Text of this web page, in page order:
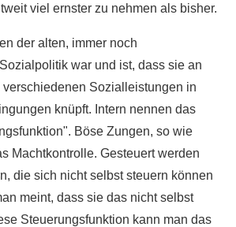
viel ernster zu nehmen als bisher.
der alten, immer noch
war und ist, dass sie an
verschiedenen Sozialleistungen in
knüpft. Intern nennen das
Böse Zungen, so wie
Machtkontrolle. Gesteuert werden
die sich nicht selbst steuern können
meint, dass sie das nicht selbst
Steuerungsfunktion kann man das